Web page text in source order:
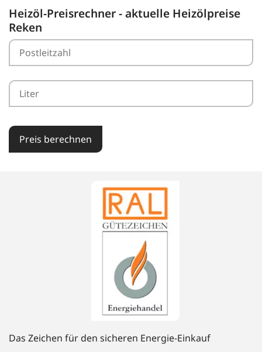
Heizöl-Preisrechner - aktuelle Heizölpreise
Reken
Preis berechnen
Das Zeichen für den sicheren Energie-Einkauf